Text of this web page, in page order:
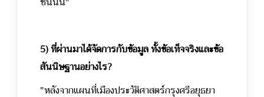
5) ที่ผ่านมาได้จัดการกับข้อมูล ทั้งข้อเท็จจริงและข้อ
สันนิษฐานอย่างไร?
"หลังจากแผนที่เมืองประวัติศาสตร์กรุงศรีอยุธยา